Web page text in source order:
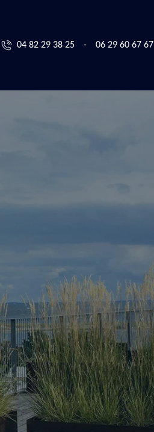
04 82 29 38 25 - 06 29 60 67 67